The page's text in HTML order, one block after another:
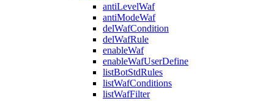
antiLevelWaf
antiModeWaf
delWafCondition
delWafRule
enableWaf
enableWafUserDefine
listBotStdRules
listWafConditions
listWafFilter